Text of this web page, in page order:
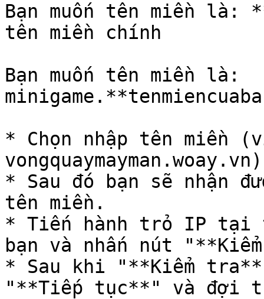
Bạn muốn tên miền là:
tên miền chính
Bạn muốn tên miền là:
* Chọn nhập tên miền
* Sau đó bạn sẽ nhận
tên miền.
* Tiến hành trỏ IP tại
bạn và nhấn nút
* Sau khi "**Kiểm
"**Tiếp tục**" và đợi